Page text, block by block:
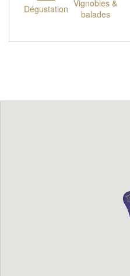
Dégustation Vignobles &
balades